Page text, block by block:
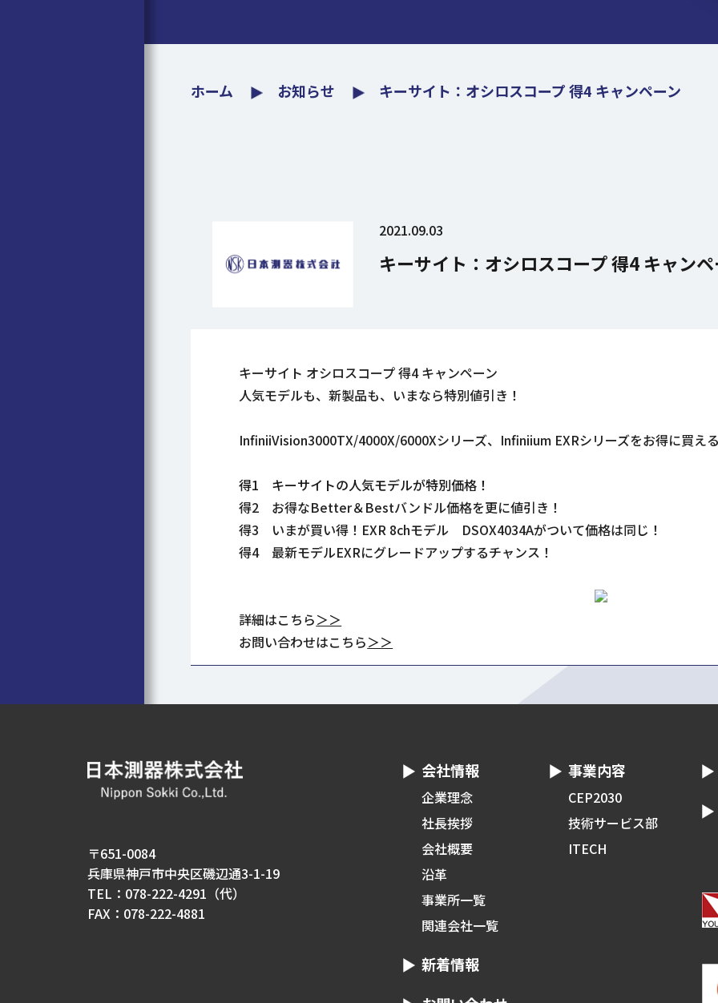
ホーム お知らせ キーサイト：オシロスコープ 得4 キャンペーン
2021.09.03
キーサイト：オシロスコープ 得4 キャン
キーサイト オシロスコープ 得4 キャンペーン
人気モデルも、新製品も、いまなら特別値引き！
InfiniiVision3000TX/4000X/6000Xシリーズ、Infiniium EXRシリーズをお得に買え
得1 キーサイトの人気モデルが特別価格！
得2 お得なBetter＆Bestバンドル価格を更に値引き！
得3 いまが買い得！EXR 8chモデル DSOX4034Aがついて価格は同じ！
得4 最新モデルEXRにグレードアップするチャンス！
詳細はこちら＞＞
お問い合わせはこちら＞＞
〒651-0084
兵庫県神戸市中央区磯辺通3-1-19
TEL：078-222-4291（代）
FAX：078-222-4881
会社情報
企業理念
社長挨拶
会社概要
沿革
事業所一覧
関連会社一覧
事業内容
CEP2030
技術サービス部
ITECH
新着情報